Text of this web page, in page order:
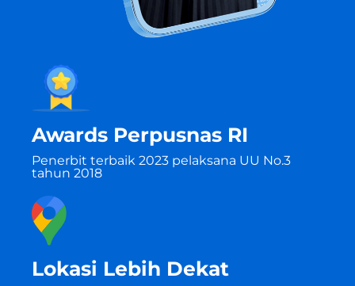
Awards Perpusnas RI
Penerbit terbaik 2023 pelaksana UU No.3
tahun 2018
Lokasi Lebih Dekat